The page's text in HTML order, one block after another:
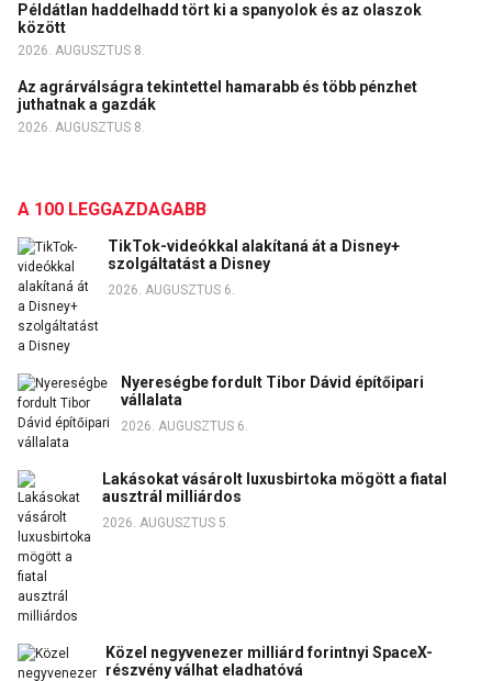
Példátlan haddelhadd tört ki a spanyolok és az olaszok
között
2026. AUGUSZTUS 8.
Az agrárválságra tekintettel hamarabb és több pénzhet
juthatnak a gazdák
2026. AUGUSZTUS 8.
A 100 LEGGAZDAGABB
TikTok-videókkal alakítaná át a Disney+
szolgáltatást a Disney
2026. AUGUSZTUS 6.
Nyereségbe fordult Tibor Dávid építőipari
vállalata
2026. AUGUSZTUS 6.
Lakásokat vásárolt luxusbirtoka mögött a fiatal
ausztrál milliárdos
2026. AUGUSZTUS 5.
Közel negyvenezer milliárd forintnyi SpaceX-
részvény válhat eladhatóvá